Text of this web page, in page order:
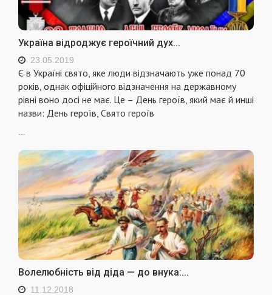
Україна відроджує героїчний дух...
23.05.2019
Є в Україні свято, яке люди відзначають уже понад 70
років, однак офіційного відзначення на державному
рівні воно досі не має. Це – День героїв, який має й инші
назви: День героїв, Свято героїв
...
Волелюбність від діда — до внука:...
11.12.2018